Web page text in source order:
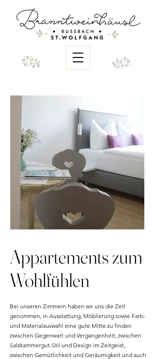
Appartements zum
Wohlfühlen
Bei unseren Zimmern haben wir uns die Zeit
genommen, in Ausstattung, Möblierung sowie Farb-
und Materialauswahl eine gute Mitte zu finden
zwischen Gegenwart und Vergangenheit, zwischen
Salzkammergut-Stil und Design im Zeitgeist,
zwischen Gemütlichkeit und Geräumigkeit und auch